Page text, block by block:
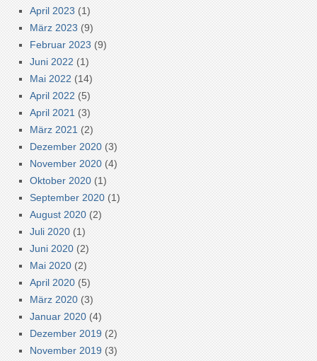
April 2023 (1)
März 2023 (9)
Februar 2023 (9)
Juni 2022 (1)
Mai 2022 (14)
April 2022 (5)
April 2021 (3)
März 2021 (2)
Dezember 2020 (3)
November 2020 (4)
Oktober 2020 (1)
September 2020 (1)
August 2020 (2)
Juli 2020 (1)
Juni 2020 (2)
Mai 2020 (2)
April 2020 (5)
März 2020 (3)
Januar 2020 (4)
Dezember 2019 (2)
November 2019 (3)